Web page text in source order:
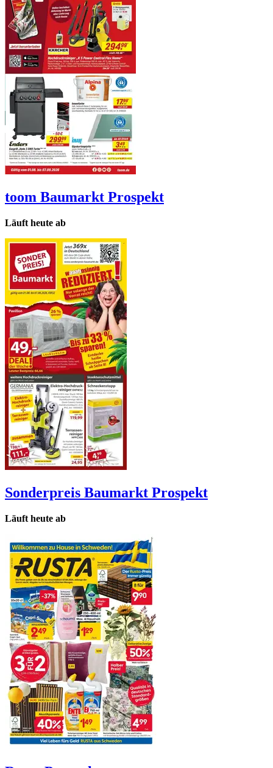
toom Baumarkt Prospekt
Läuft heute ab
Sonderpreis Baumarkt Prospekt
Läuft heute ab